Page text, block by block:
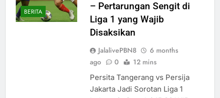
BERITA
– Pertarungan Sengit di
Liga 1 yang Wajib
Disaksikan
JalalivePBN8
6 months
ago
0 12 mins
Persita Tangerang vs Persija
Jakarta Jadi Sorotan Liga 1